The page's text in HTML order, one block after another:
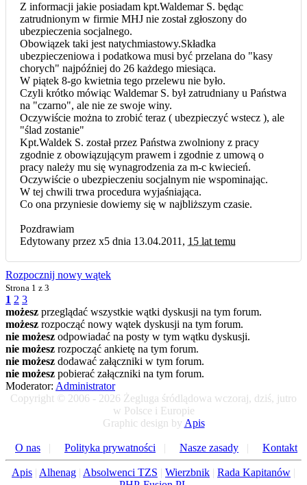
Z informacji jakie posiadam kpt.Waldemar S. będąc
zatrudnionym w firmie MHJ nie został zgłoszony do
ubezpieczenia socjalnego.
Obowiązek taki jest natychmiastowy.Składka
ubezpieczeniowa i podatkowa musi być przelana do "kasy
chorych" najpóźniej do 26 każdego miesiąca.
W piątek 8-go kwietnia tego przelewu nie było.
Czyli krótko mówiąc Waldemar S. był zatrudniany u Państwa
na "czarno", ale nie ze swoje winy.
Oczywiście można to zrobić teraz ( ubezpieczyć wstecz ), ale
"ślad zostanie"
Kpt.Waldek S. został przez Państwa zwolniony z pracy
zgodnie z obowiązującym prawem i zgodnie z umową o
pracy należy mu się wynagrodzenia za m-c kwiecień.
Oczywiście o ubezpieczeniu socjalnym nie wspominając.
W tej chwili trwa procedura wyjaśniająca.
Co ona przyniesie dowiemy się w najbliższym czasie.
Pozdrawiam
Edytowany przez x5 dnia 13.04.2011, 15 lat temu
Rozpocznij nowy wątek
Strona 1 z 3
1 2 3
możesz przeglądać wszystkie wątki dyskusji na tym forum.
możesz rozpocząć nowy wątek dyskusji na tym forum.
nie możesz odpowiadać na posty w tym wątku dyskusji.
nie możesz rozpocząć ankietę na tym forum.
nie możesz dodawać załączniki w tym forum.
nie możesz pobierać załączniki na tym forum.
Moderator: Administrator
Copyright © 2006 - 2026 Żegluga śródlądowa wczoraj, dziś, jutro
w Polsce i Europie
Graphic design by Apis
O nas | Polityka prywatności | Nasze zasady | Kontakt
Apis | Alhenag | Absolwenci TZS | Wierzbnik | Rada Kapitanów |